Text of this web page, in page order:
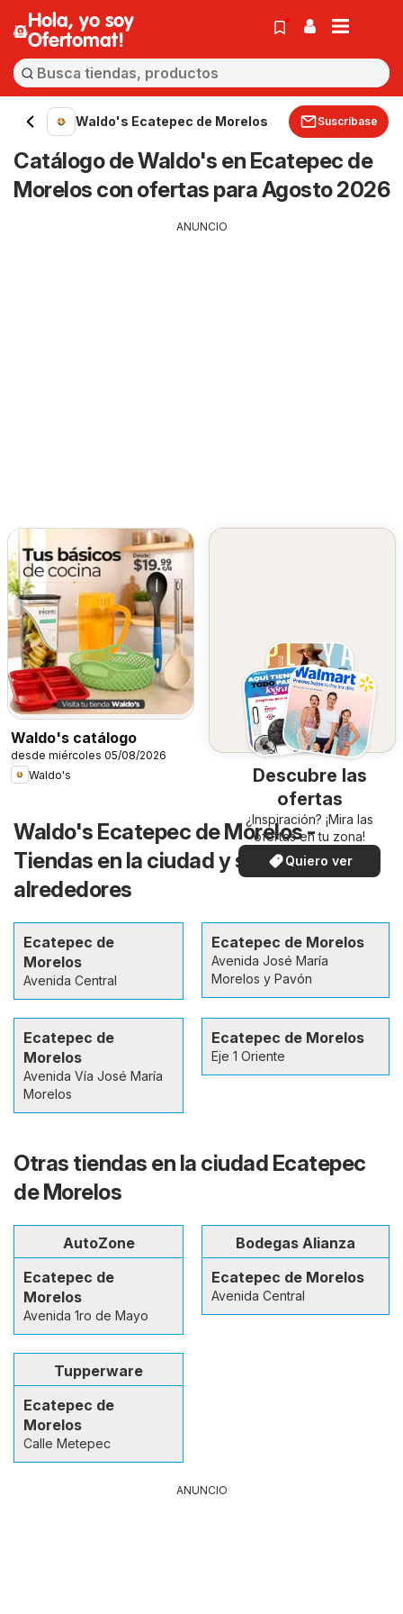
Hola, yo soy
Ofertomat!
Waldo's Ecatepec de Morelos Suscríbase
Catálogo de Waldo's en Ecatepec de
Morelos con ofertas para Agosto 2026
ANUNCIO
Waldo's catálogo
desde miércoles 05/08/2026
Waldo's
Descubre las
ofertas
¿Inspiración? ¡Mira las
ofertas en tu zona!
Quiero ver
Waldo's Ecatepec de Morelos -
Tiendas en la ciudad y sus
alrededores
Ecatepec de
Morelos
Avenida Central
Ecatepec de Morelos
Avenida José María
Morelos y Pavón
Ecatepec de
Morelos
Avenida Vía José María
Morelos
Ecatepec de Morelos
Eje 1 Oriente
Otras tiendas en la ciudad Ecatepec
de Morelos
AutoZone
Ecatepec de
Morelos
Avenida 1ro de Mayo
Bodegas Alianza
Ecatepec de Morelos
Avenida Central
Tupperware
Ecatepec de
Morelos
Calle Metepec
ANUNCIO